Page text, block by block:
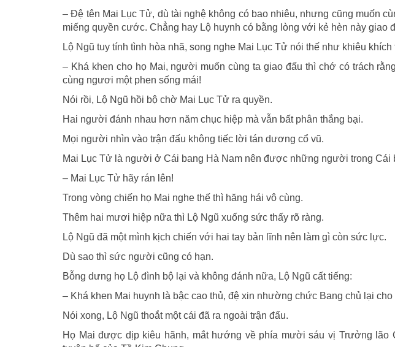
– Đệ tên Mai Lục Tử, dù tài nghệ không có bao nhiêu, nhưng cũng muốn
miếng quyền cước. Chẳng hay Lộ huynh có bằng lòng với kẻ hèn này giao
Lộ Ngũ tuy tính tình hòa nhã, song nghe Mai Lục Tử nói thế như khiêu
– Khá khen cho họ Mai, người muốn cùng ta giao đấu thì chớ có trách
cùng ngươi một phen sống mái!
Nói rồi, Lộ Ngũ hồi bộ chờ Mai Lục Tử ra quyền.
Hai người đánh nhau hơn năm chục hiệp mà vẫn bất phân thắng bại.
Mọi người nhìn vào trận đấu không tiếc lời tán dương cổ vũ.
Mai Lục Tử là người ở Cái bang Hà Nam nên được những người trong Cái
– Mai Lục Tử hãy rán lên!
Trong vòng chiến họ Mai nghe thế thì hăng hái vô cùng.
Thêm hai mươi hiệp nữa thì Lộ Ngũ xuống sức thấy rõ ràng.
Lộ Ngũ đã một mình kịch chiến với hai tay bản lĩnh nên làm gì còn sức lực.
Dù sao thì sức người cũng có hạn.
Bỗng dưng họ Lộ đình bộ lại và không đánh nữa, Lộ Ngũ cất tiếng:
– Khá khen Mai huynh là bậc cao thủ, đệ xin nhường chức Bang chủ lại cho
Nói xong, Lộ Ngũ thoắt một cái đã ra ngoài trận đấu.
Họ Mai được dịp kiêu hãnh, mắt hướng về phía mười sáu vị Trưởng